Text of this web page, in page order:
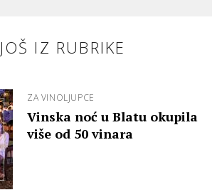
JOŠ IZ RUBRIKE
ZA VINOLJUPCE
Vinska noć u Blatu okupila
više od 50 vinara